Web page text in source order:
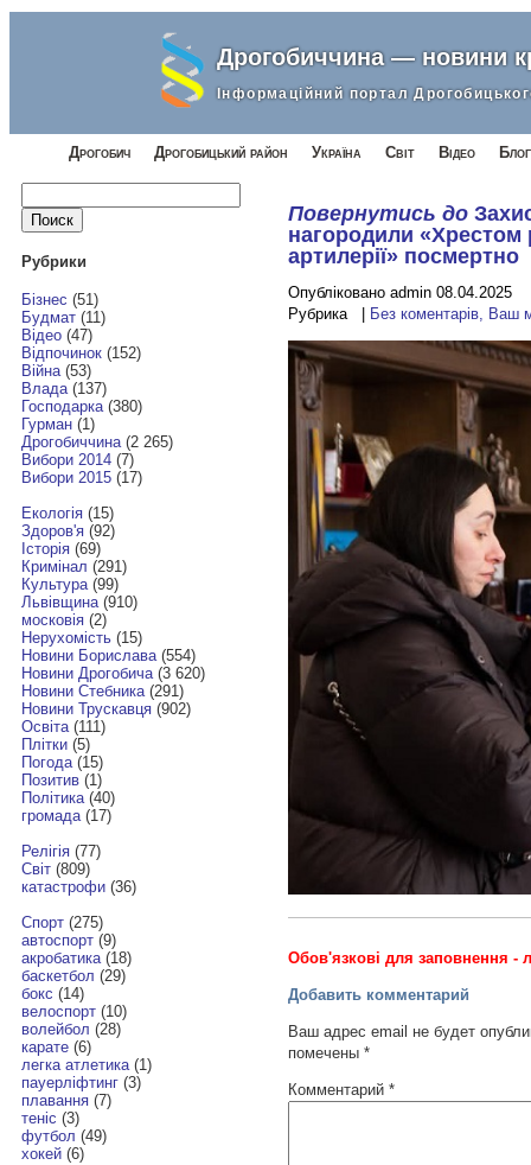
Дрогобиччина — новини
Інформаційний портал
Дрогобич Дрогобицький район Україна Світ Відео
Найти:
Рубрики
Бізнес (51)
Будмат(11)
Відео(47)
Відпочинок(152)
Війна(53)
Влада(137)
Господарка(380)
Гурман(1)
Дрогобиччина(2 265)
Вибори 2014(7)
Вибори 2015(17)
Екологія(15)
Здоров'я(92)
Історія(69)
Кримінал (291)
Культура(99)
Львівщина(910)
московія(2)
Нерухомість(15)
Новини Борислава(554)
Новини Дрогобича(3 620)
Новини Стебника(291)
Новини Трускавця(902)
Освіта(111)
Плітки(5)
Погода(15)
Позитив(1)
Політика(40)
громада(17)
Релігія(77)
Світ(809)
катастрофи(36)
Спорт(275)
автоспорт(9)
акробатика(18)
баскетбол (29)
бокс (14)
велоспорт(10)
волейбол (28)
карате(6)
легка атлетика(1)
пауерліфтинг(3)
плавання(7)
теніс (3)
футбол (49)
хокей(6)
Повернутись до
нагородили «Хрестом
артилерії» посмертно
Опубліковано admin 08.04.2025
Рубрика | Без коментарів, Ваш
Обов'язкові для заповнення -
Добавить комментарий
Ваш адрес email не будет
помечены *
Комментарий *